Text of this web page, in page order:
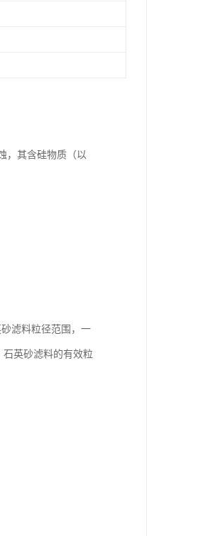
，其含硅物质（以
滤料粒径范围，一
石英砂滤料的有效粒